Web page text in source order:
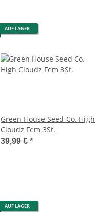
AUF LAGER
Green House Seed Co. High
Cloudz Fem 3St.
39,99 € *
AUF LAGER